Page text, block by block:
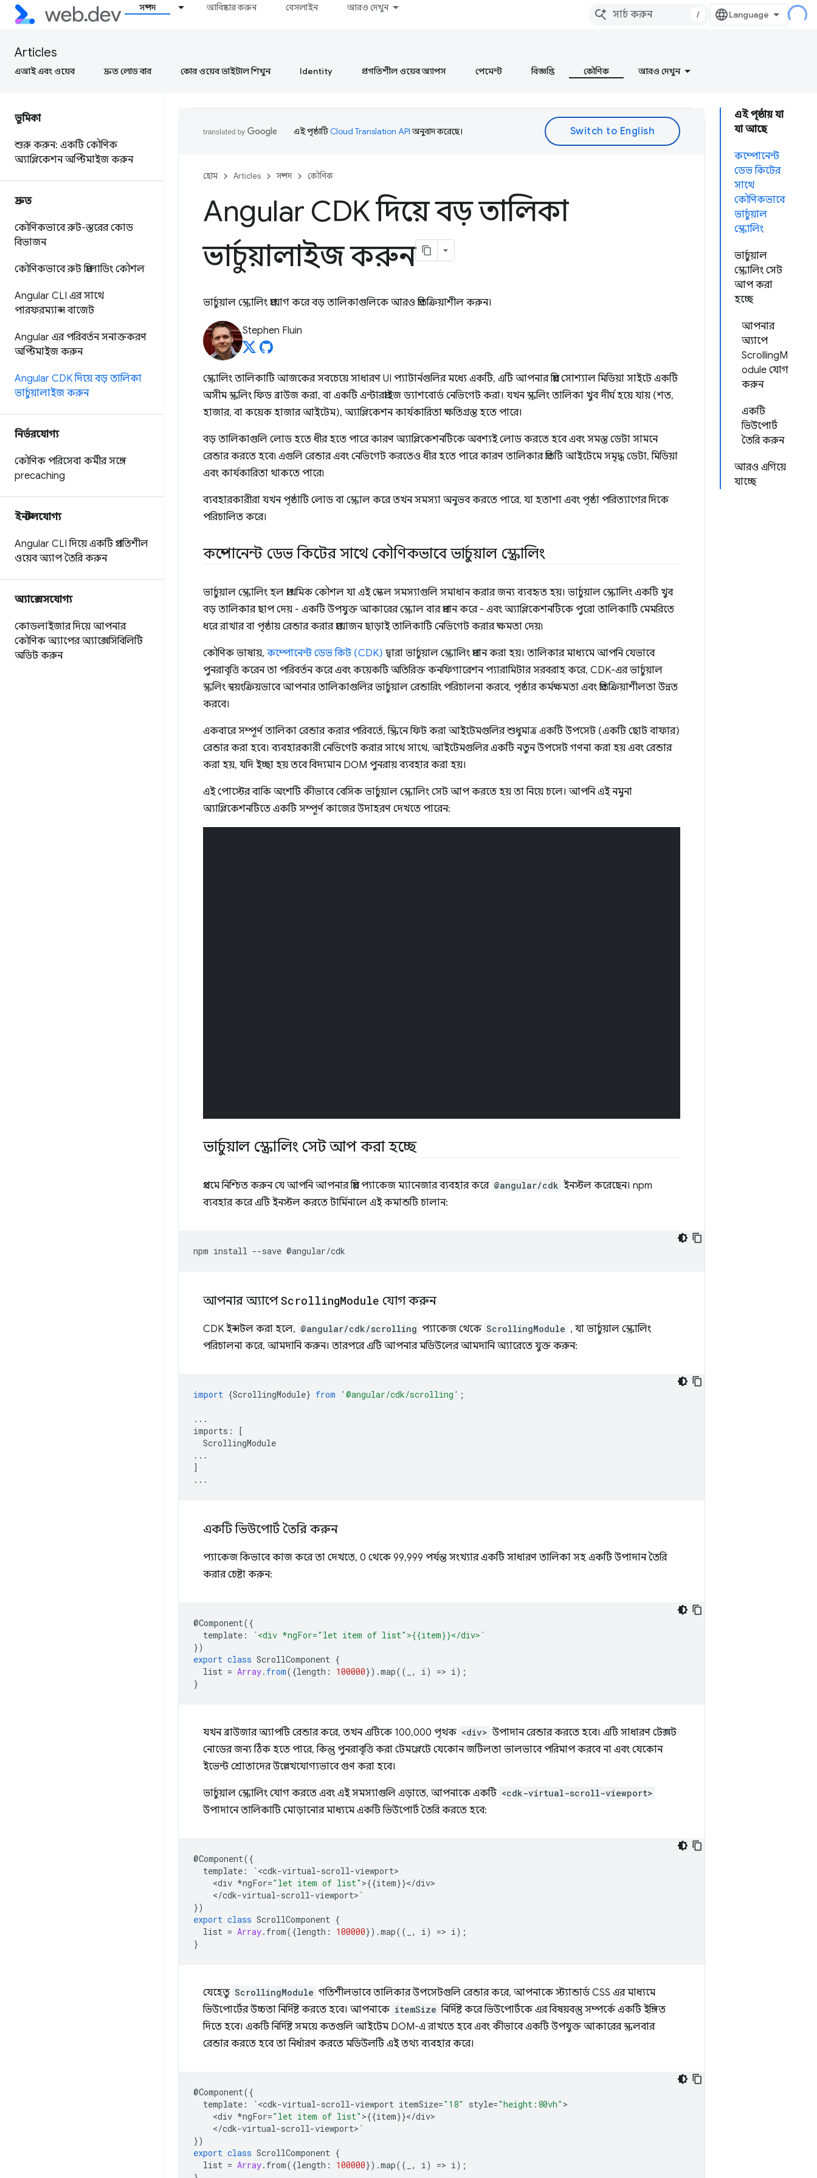
সম্পদ আবিষ্কার করুন বেসলাইন আরও দেখুন
/
Articles
এআই এবং ওয়েব দ্রুত লোড বার কোর ওয়েব ভাইটাল শিখুন Identity প্রগতিশীল ওয়েব অ্যাপস পেমেন্ট বিজ্ঞপ্তি কৌণিক আরও দেখুন
ভূমিকা
শুরু করুন: একটি কৌণিক
অ্যাপ্লিকেশন অপ্টিমাইজ করুন
দ্রুত
কৌণিকভাবে রুট-স্তরের কোড
বিভাজন
কৌণিকভাবে রুট প্রিলোডিং কৌশল
Angular CLI এর সাথে
পারফরম্যান্স বাজেট
Angular এর পরিবর্তন সনাক্তকরণ
অপ্টিমাইজ করুন
Angular CDK দিয়ে বড় তালিকা
ভার্চুয়ালাইজ করুন
নির্ভরযোগ্য
কৌণিক পরিসেবা কর্মীর সঙ্গে
precaching
ইনস্টলযোগ্য
Angular CLI দিয়ে একটি প্রগতিশীল
ওয়েব অ্যাপ তৈরি করুন
অ্যাক্সেসযোগ্য
কোডলাইজার দিয়ে আপনার
কৌণিক অ্যাপের অ্যাক্সেসিবিলিটি
অডিট করুন
এই পৃষ্ঠায় যা
যা আছে
কম্পোনেন্ট
ডেভ কিটের
সাথে
কৌণিকভাবে
ভার্চুয়াল
স্ক্রোলিং
ভার্চুয়াল
স্ক্রোলিং সেট
আপ করা
হচ্ছে
আপনার
অ্যাপে
ScrollingM
odule যোগ
করুন
একটি
ভিউপোর্ট
তৈরি করুন
আরও এগিয়ে
যাচ্ছে
এই পৃষ্ঠাটিCloud Translation APIঅনুবাদ করেছে।
হোম Articles সম্পদ কৌণিক
Angular CDK দিয়ে বড় তালিকা
ভার্চুয়ালাইজ করুন
ভার্চুয়াল স্ক্রোলিং প্রয়োগ করে বড় তালিকাগুলিকে আরও প্রতিক্রিয়াশীল করুন।
Stephen Fluin
স্ক্রোলিং তালিকাটি আজকের সবচেয়ে সাধারণ UI প্যাটার্নগুলির মধ্যে একটি, এটি আপনার প্রিয় সোশ্যাল মিডিয়া সাইটে একটি
অসীম স্ক্রলিং ফিড ব্রাউজ করা, বা একটি এন্টারপ্রাইজ ড্যাশবোর্ড নেভিগেট করা। যখন স্ক্রলিং তালিকা খুব দীর্ঘ হয়ে যায় (শত,
হাজার, বা কয়েক হাজার আইটেম), অ্যাপ্লিকেশন কার্যকারিতা ক্ষতিগ্রস্ত হতে পারে।
বড় তালিকাগুলি লোড হতে ধীর হতে পারে কারণ অ্যাপ্লিকেশনটিকে অবশ্যই লোড করতে হবে এবং সমস্ত ডেটা সামনে
রেন্ডার করতে হবে৷ এগুলি রেন্ডার এবং নেভিগেট করতেও ধীর হতে পারে কারণ তালিকার প্রতিটি আইটেমে সমৃদ্ধ ডেটা, মিডিয়া
এবং কার্যকারিতা থাকতে পারে৷
ব্যবহারকারীরা যখন পৃষ্ঠাটি লোড বা স্ক্রোল করে তখন সমস্যা অনুভব করতে পারে, যা হতাশা এবং পৃষ্ঠা পরিত্যাগের দিকে
পরিচালিত করে।
কম্পোনেন্ট ডেভ কিটের সাথে কৌণিকভাবে ভার্চুয়াল স্ক্রোলিং
ভার্চুয়াল স্ক্রোলিং হল প্রাথমিক কৌশল যা এই স্কেল সমস্যাগুলি সমাধান করার জন্য ব্যবহৃত হয়। ভার্চুয়াল স্ক্রোলিং একটি খুব
বড় তালিকার ছাপ দেয় - একটি উপযুক্ত আকারের স্ক্রোল বার প্রদান করে - এবং অ্যাপ্লিকেশনটিকে পুরো তালিকাটি মেমরিতে
ধরে রাখার বা পৃষ্ঠায় রেন্ডার করার প্রয়োজন ছাড়াই তালিকাটি নেভিগেট করার ক্ষমতা দেয়৷
কৌণিক ভাষায়, কম্পোনেন্ট ডেভ কিট (CDK) দ্বারা ভার্চুয়াল স্ক্রোলিং প্রদান করা হয়। তালিকার মাধ্যমে আপনি যেভাবে
পুনরাবৃত্তি করেন তা পরিবর্তন করে এবং কয়েকটি অতিরিক্ত কনফিগারেশন প্যারামিটার সরবরাহ করে, CDK-এর ভার্চুয়াল
স্ক্রলিং স্বয়ংক্রিয়ভাবে আপনার তালিকাগুলির ভার্চুয়াল রেন্ডারিং পরিচালনা করবে, পৃষ্ঠার কর্মক্ষমতা এবং প্রতিক্রিয়াশীলতা উন্নত
করবে।
একবারে সম্পূর্ণ তালিকা রেন্ডার করার পরিবর্তে, স্ক্রিনে ফিট করা আইটেমগুলির শুধুমাত্র একটি উপসেট (একটি ছোট বাফার)
রেন্ডার করা হবে। ব্যবহারকারী নেভিগেট করার সাথে সাথে, আইটেমগুলির একটি নতুন উপসেট গণনা করা হয় এবং রেন্ডার
করা হয়, যদি ইচ্ছা হয় তবে বিদ্যমান DOM পুনরায় ব্যবহার করা হয়।
এই পোস্টের বাকি অংশটি কীভাবে বেসিক ভার্চুয়াল স্ক্রোলিং সেট আপ করতে হয় তা নিয়ে চলে। আপনি এই নমুনা
অ্যাপ্লিকেশনটিতে একটি সম্পূর্ণ কাজের উদাহরণ দেখতে পারেন:
ভার্চুয়াল স্ক্রোলিং সেট আপ করা হচ্ছে
প্রথমে নিশ্চিত করুন যে আপনি আপনার প্রিয় প্যাকেজ ম্যানেজার ব্যবহার করে @angular/cdk ইনস্টল করেছেন। npm
ব্যবহার করে এটি ইনস্টল করতে টার্মিনালে এই কমান্ডটি চালান:
npm install --save
আপনার অ্যাপেScrollingModule যোগ করুন
CDK ইন্সটল করা হলে, @angular/cdk/scrolling প্যাকেজ থেকে ScrollingModule , যা ভার্চুয়াল স্ক্রোলিং
পরিচালনা করে, আমদানি করুন। তারপরে এটি আপনার মডিউলের আমদানি অ্যারেতে যুক্ত করুন:
import {ScrollingModule} from '@angular/cdk/scrolling' ;
...
imports :
[
ScrollingModule
...
]
...
একটি ভিউপোর্ট তৈরি করুন
প্যাকেজ কিভাবে কাজ করে তা দেখতে, 0 থেকে 99,999 পর্যন্ত সংখ্যার একটি সাধারণ তালিকা সহ একটি উপাদান তৈরি
করার চেষ্টা করুন:
@Component({
template :
`<div *ngFor="let item of list">{{item}}</div>`
})
export class ScrollComponent {
list = Array. from({length : 100000}).map(( , i) => i);
}
যখন ব্রাউজার অ্যাপটি রেন্ডার করে, তখন এটিকে 100,000 পৃথক <div> উপাদান রেন্ডার করতে হবে। এটি সাধারণ টেক্সট
নোডের জন্য ঠিক হতে পারে, কিন্তু পুনরাবৃত্তি করা টেমপ্লেটে যেকোন জটিলতা ভালভাবে পরিমাপ করবে না এবং যেকোন
ইভেন্ট শ্রোতাদের উল্লেখযোগ্যভাবে গুণ করা হবে।
ভার্চুয়াল স্ক্রোলিং যোগ করতে এবং এই সমস্যাগুলি এড়াতে, আপনাকে একটি <cdk-virtual-scroll-viewport>
উপাদানে তালিকাটি মোড়ানোর মাধ্যমে একটি ভিউপোর্ট তৈরি করতে হবে:
@Component({
template : `<cdk-virtual-scroll-viewport
<div *ngFor="let item of list" >{{item}}</div
</cdk-virtual-scroll-viewport> `
})
export class ScrollComponent {
list = Array. from({length : 100000}) .map(( , i) => i);
}
যেহেতু ScrollingModule গতিশীলভাবে তালিকার উপসেটগুলি রেন্ডার করে, আপনাকে স্ট্যান্ডার্ড CSS এর মাধ্যমে
ভিউপোর্টের উচ্চতা নির্দিষ্ট করতে হবে। আপনাকে itemSize নির্দিষ্ট করে ভিউপোর্টকে এর বিষয়বস্তু সম্পর্কে একটি ইঙ্গিত
দিতে হবে। একটি নির্দিষ্ট সময়ে কতগুলি আইটেম DOM-এ রাখতে হবে এবং কীভাবে একটি উপযুক্ত আকারের স্ক্রলবার
রেন্ডার করতে হবে তা নির্ধারণ করতে মডিউলটি এই তথ্য ব্যবহার করে।
@Component({
template : `<cdk-virtual-scroll-viewport itemSize="18" style="height:80vh"
<div *ngFor="let item of list" >{{item}}</div
</cdk-virtual-scroll-viewport> `
})
export class ScrollComponent {
list = Array. from({length : 100000}) .map(( , i) => i);